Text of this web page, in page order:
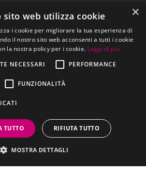
trasparente
×
sito web utilizza cookie
i cookie per migliorare la tua esperienza di
il nostro sito web acconsenti a tutti i cookie
la nostra policy per i cookie. Leggi di più
NECESSARI
PERFORMANCE
FUNZIONALITÀ
TUTTO RIFIUTA TUTTO
MOSTRA DETTAGLI